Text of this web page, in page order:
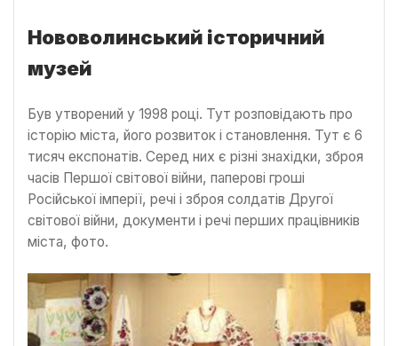
Нововолинський історичний
музей
Був утворений у 1998 році. Тут розповідають про
історію міста, його розвиток і становлення. Тут є 6
тисяч експонатів. Серед них є різні знахідки, зброя
часів Першої світової війни, паперові гроші
Російської імперії, речі і зброя солдатів Другої
світової війни, документи і речі перших працівників
міста, фото.